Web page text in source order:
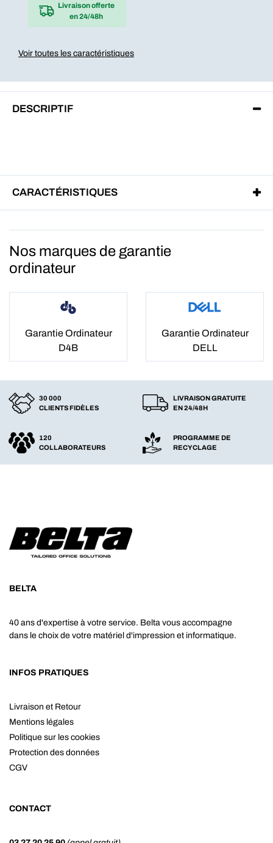
Livraison offerte
en 24/48h
Voir toutes les caractéristiques
DESCRIPTIF
CARACTÉRISTIQUES
Nos marques de garantie
ordinateur
Garantie Ordinateur
D4B
Garantie Ordinateur
DELL
30 000
CLIENTS FIDÈLES
LIVRAISON GRATUITE
EN 24/48H
120
COLLABORATEURS
PROGRAMME DE
RECYCLAGE
BELTA
40 ans d'expertise à votre service. Belta vous accompagne
dans le choix de votre matériel d'impression et informatique.
INFOS PRATIQUES
Livraison et Retour
Mentions légales
Politique sur les cookies
Protection des données
CGV
CONTACT